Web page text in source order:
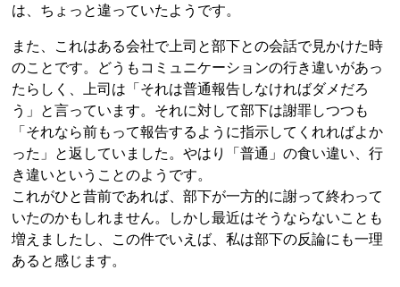
は、ちょっと違っていたようです。
また、これはある会社で上司と部下との会話で見かけた時
のことです。どうもコミュニケーションの行き違いがあっ
たらしく、上司は「それは普通報告しなければダメだろ
う」と言っています。それに対して部下は謝罪しつつも
「それなら前もって報告するように指示してくれればよか
った」と返していました。やはり「普通」の食い違い、行
き違いということのようです。
これがひと昔前であれば、部下が一方的に謝って終わって
いたのかもしれません。しかし最近はそうならないことも
増えましたし、この件でいえば、私は部下の反論にも一理
あると感じます。